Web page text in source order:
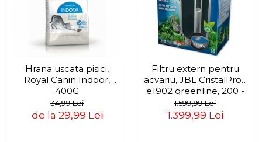
Hrana uscata pisici,
Royal Canin Indoor,
400G
34,99 Lei
de la 29,99 Lei
Filtru extern pentru
acvariu, JBL CristalProfi
e1902 greenline, 200 -
800 L
1.599,99 Lei
1.399,99 Lei